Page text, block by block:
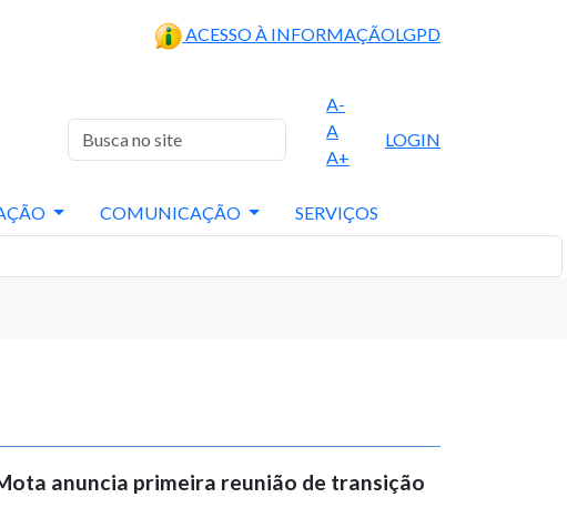
ACESSO À INFORMAÇÃOLGPD
A-
A
A+
LOGIN
COMUNICAÇÃO SERVIÇOS
anuncia primeira reunião de transição